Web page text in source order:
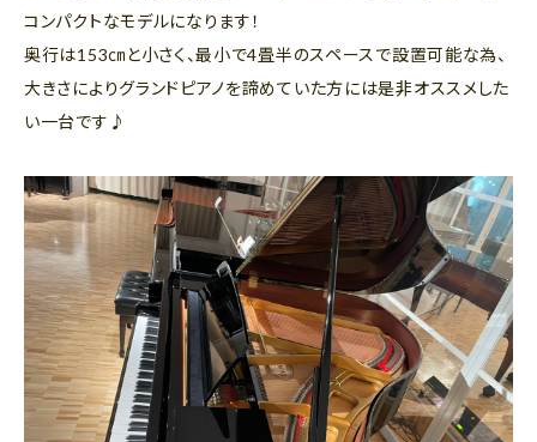
コンパクトなモデルになります！
奥行は153㎝と小さく、最小で4畳半のスペースで設置可能な為、
大きさによりグランドピアノを諦めていた方には是非オススメした
い一台です♪